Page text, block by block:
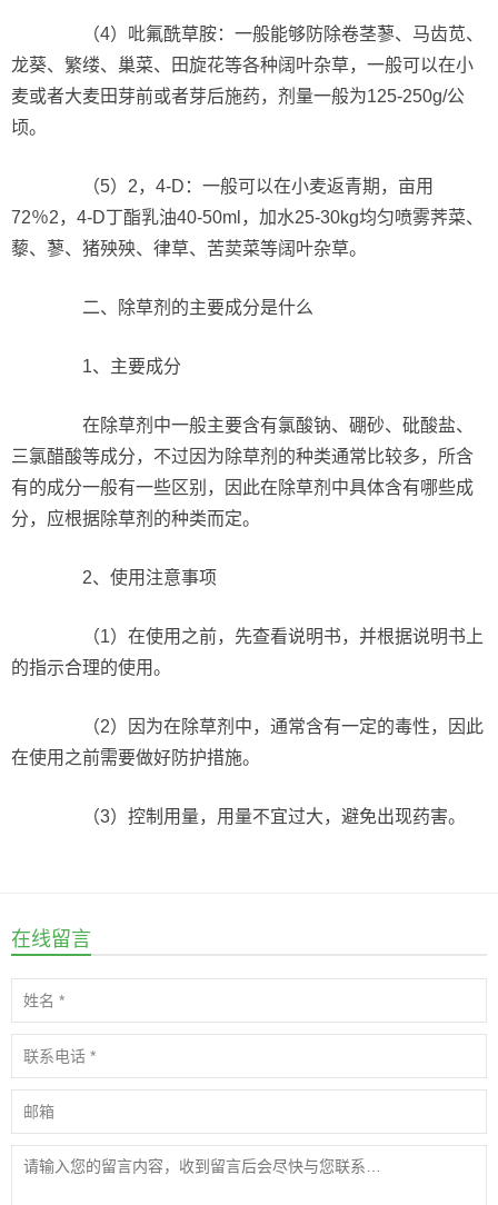
（4）吡氟酰草胺：一般能够防除卷茎蓼、马齿苋、
龙葵、繁缕、巢菜、田旋花等各种阔叶杂草，一般可以在小
麦或者大麦田芽前或者芽后施药，剂量一般为125-250g/公
顷。
（5）2，4-D：一般可以在小麦返青期，亩用
72％2，4-D丁酯乳油40-50ml，加水25-30kg均匀喷雾荠菜、
藜、蓼、猪殃殃、律草、苦荬菜等阔叶杂草。
二、除草剂的主要成分是什么
1、主要成分
在除草剂中一般主要含有氯酸钠、硼砂、砒酸盐、
三氯醋酸等成分，不过因为除草剂的种类通常比较多，所含
有的成分一般有一些区别，因此在除草剂中具体含有哪些成
分，应根据除草剂的种类而定。
2、使用注意事项
（1）在使用之前，先查看说明书，并根据说明书上
的指示合理的使用。
（2）因为在除草剂中，通常含有一定的毒性，因此
在使用之前需要做好防护措施。
（3）控制用量，用量不宜过大，避免出现药害。
在线留言